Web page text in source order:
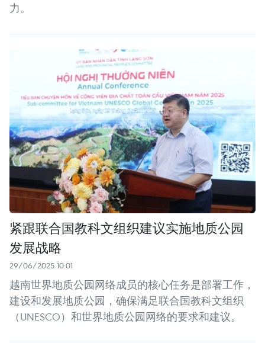
力。
紧跟联合国教科文组织建议实施地质公园
发展战略
29/06/2025 10:01
越南世界地质公园网络成员的核心任务是部署工作，
建设和发展地质公园，确保满足联合国教科文组织
（UNESCO）和世界地质公园网络的要求和建议。